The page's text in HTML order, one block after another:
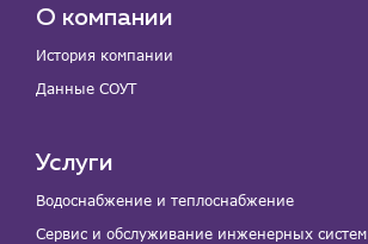
О компании
История компании
Данные СОУТ
Услуги
Водоснабжение и теплоснабжение
Сервис и обслуживание инженерных систем